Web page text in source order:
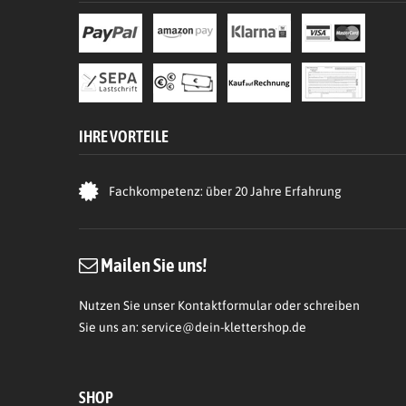
IHRE VORTEILE
Fachkompetenz: über 20 Jahre Erfahrung
Mailen Sie uns!
Nutzen Sie unser Kontaktformular oder schreiben
Sie uns an: service@dein-klettershop.de
SHOP